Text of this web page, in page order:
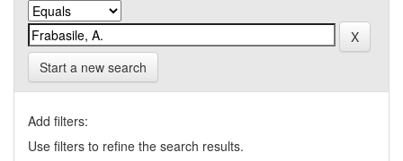
Start a new search
Add filters:
Use filters to refine the search results.